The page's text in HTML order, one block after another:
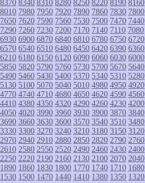
8370 8340 8310 8280 8250 8220 8190 8160
8010 7980 7950 7920 7890 7860 7830 7800
7650 7620 7590 7560 7530 7500 7470 7440
7290 7260 7230 7200 7170 7140 7110 7080
6930 6900 6870 6840 6810 6780 6750 6720
6570 6540 6510 6480 6450 6420 6390 6360
6210 6180 6150 6120 6090 6060 6030 6000
5850 5820 5790 5760 5730 5700 5670 5640
5490 5460 5430 5400 5370 5340 5310 5280
5130 5100 5070 5040 5010 4980 4950 4920
4770 4740 4710 4680 4650 4620 4590 4560
4410 4380 4350 4320 4290 4260 4230 4200
4050 4020 3990 3960 3930 3900 3870 3840
3690 3660 3630 3600 3570 3540 3510 3480
3330 3300 3270 3240 3210 3180 3150 3120
2970 2940 2910 2880 2850 2820 2790 2760
2610 2580 2550 2520 2490 2460 2430 2400
2250 2220 2190 2160 2130 2100 2070 2040
1890 1860 1830 1800 1770 1740 1710 1680
1530 1500 1470 1440 1410 1380 1350 1320